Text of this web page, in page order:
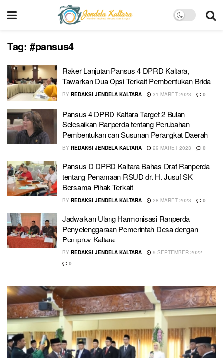
Tag: #pansus4
Raker Lanjutan Pansus 4 DPRD Kaltara,
Tawarkan Dua Opsi Terkait Pembentukan Brida
BY REDAKSI JENDELA KALTARA 31 MARET 2023 0
Pansus 4 DPRD Kaltara Target 2 Bulan
Selesaikan Ranperda tentang Perubahan
Pembentukan dan Susunan Perangkat Daerah
BY REDAKSI JENDELA KALTARA 29 MARET 2023 0
Pansus D DPRD Kaltara Bahas Draf Ranperda
tentang Penamaan RSUD dr. H. Jusuf SK
Bersama Pihak Terkait
BY REDAKSI JENDELA KALTARA 28 MARET 2023 0
Jadwalkan Ulang Harmonisasi Ranperda
Penyelenggaraan Pemerintah Desa dengan
Pemprov Kaltara
BY REDAKSI JENDELA KALTARA
9 SEPTEMBER 2022
0